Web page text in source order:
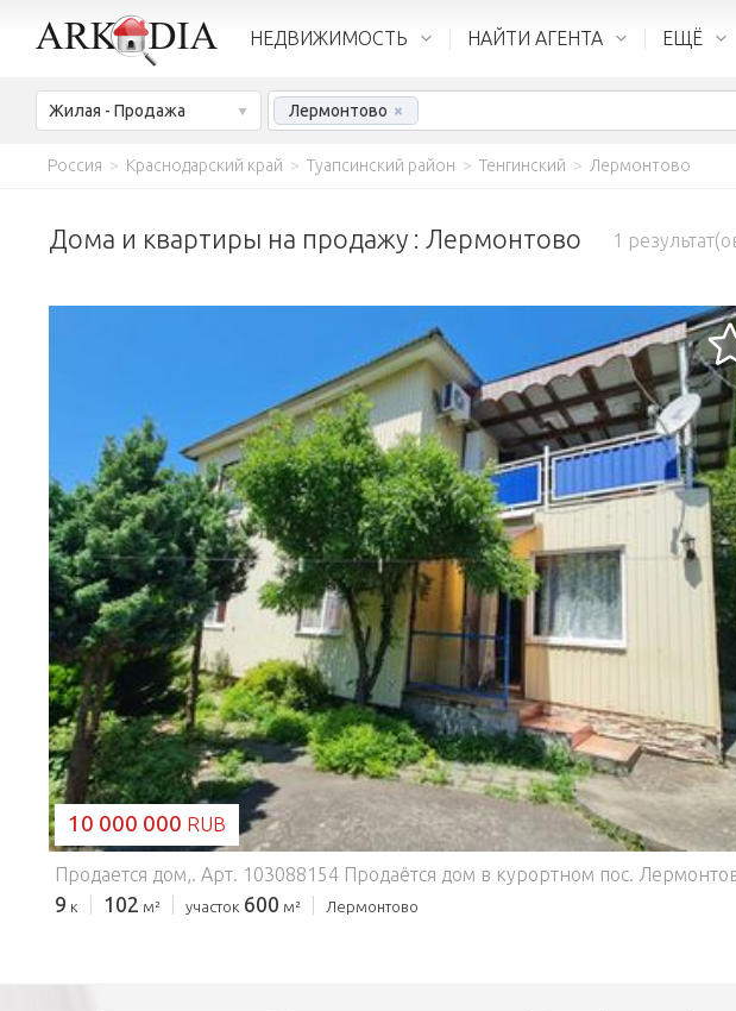
НЕДВИЖИМОСТЬ НАЙТИ АГЕНТА ЕЩЁ
Жилая - Продажа Лермонтово ×
Россия > Краснодарский край > Туапсинский район > Тенгинский > Лермонтово
Дома и квартиры на продажу : Лермонтово 1
ЗАГРУЗКА...
10 000 000 RUB
Продается дом,. Арт. 103088154 Продаётся дом в курортном пос. Лермонтово Туапсинского р-на .6 соток земли, фасад 25м, центральные коммуникации (вода, свет, канализация)В доме 7 комнат + 2 дополнительные (можно разместить 21 чел.)НА ТЕРРИТОРИИ ДОМОВЛАДЕНИЯ:* парковка* зоны отдыха, террасы, мангальная зона* отдельно стоящий 2-х комнатный домик* летние души и туалеты* сад с плодовыми деревьями, кустарники, цветники.ИНФРАСТРУКТУРА В ПЕШЕЙ ДОСТУПНОСТИ:- До пляжа 800 метров, 10 минут ходьбы.- Сетевые магазины, аптеки, рынок.- Кафе, столовые.Идеально для сдачи, так как имеются разные зоны для готовки и отдыха.С участка можно пройти в карликовый лес за грибами.На против дома библиотека, спортзал, детская площадка, рядом СТО Дом находиться на возвышенности среди гор. Неподтапливается! Гарантия юридической
9 к 102 м² участок 600 м² Лермонтово